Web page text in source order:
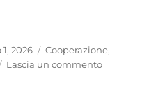
2026 Categorie
Cooperazione,
Lascia un commentosu